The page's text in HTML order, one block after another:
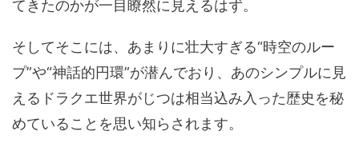
てきたのかが一目瞭然に見えるはず。
そしてそこには、あまりに壮大すぎる“時空のルー
プ”や“神話的円環”が潜んでおり、あのシンプルに見
えるドラクエ世界がじつは相当込み入った歴史を秘
めていることを思い知らされます。